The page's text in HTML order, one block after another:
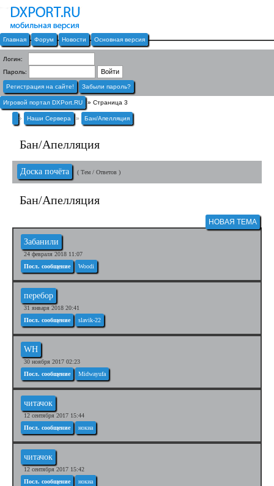
Главная Форум Новости Основная версия
Логин:
Пароль:
Регистрация на сайте! Забыли пароль?
Игровой портал DXPort.RU » Страница 3
» Наши Сервера » Бан/Апелляция
Бан/Апелляция
Доска почёта ( Тем / Ответов )
Бан/Апелляция
НОВАЯ ТЕМА
Забанили
24 февраля 2018 11:07
Посл. сообщение
Woodi
перебор
31 января 2018 20:41
Посл. сообщение
slavik-22
WH
30 ноября 2017 02:23
Посл. сообщение
Midwayufa
читачок
12 сентября 2017 15:44
Посл. сообщение
нокиа
читачок
12 сентября 2017 15:42
Посл. сообщение
нокиа